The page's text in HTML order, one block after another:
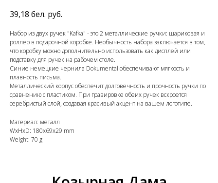
39,18 бел. руб.
Набор из двух ручек "Kafka" - это 2 металлические ручки: шариковая и
роллер в подарочной коробке. Необычность набора заключается в том,
что коробку можно дополнительно использовать как дисплей или
подставку для ручек на рабочем столе.
Синие немецкие чернила Dokumental обеспечивают мягкость и
плавность письма.
Металлический корпус обеспечит долговечность и прочность ручки по
сравнению с пластиком. При гравировке обеих ручек вскроется
серебристый слой, создавая красивый акцент на вашем логотипе.
Материал: металл
WxHxD: 180x69x29 mm
Weight: 70 g